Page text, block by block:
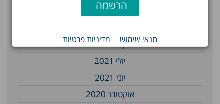
תנאי שימוש מדיניות פרטיות
פברואר 2022
אוקטובר 2021
יולי 2021
יוני 2021
אוקטובר 2020